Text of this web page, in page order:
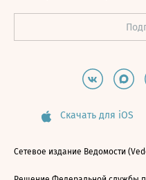
Скачать для iOS
Сетевое издание Ведомости